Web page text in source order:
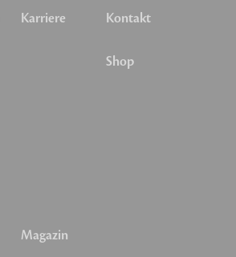
Karriere
Magazin
Kontakt
Shop